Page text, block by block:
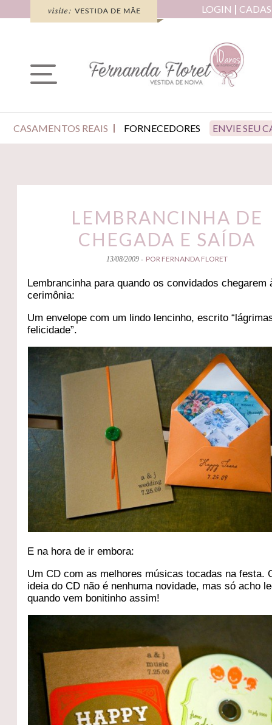
LOGIN
CASAMENTOS REAIS FORNECEDORES ENVIE SEU
LEMBRANCINHA DE
CHEGADA E SAÍDA
13/08/2009 - POR FERNANDA FLORET
Lembrancinha para quando os convidados chegarem
cerimônia:
Um envelope com um lindo lencinho, escrito
felicidade”.
E na hora de ir embora:
Um CD com as melhores músicas tocadas na festa.
ideia do CD não é nenhuma novidade, mas só acho
quando vem bonitinho assim!